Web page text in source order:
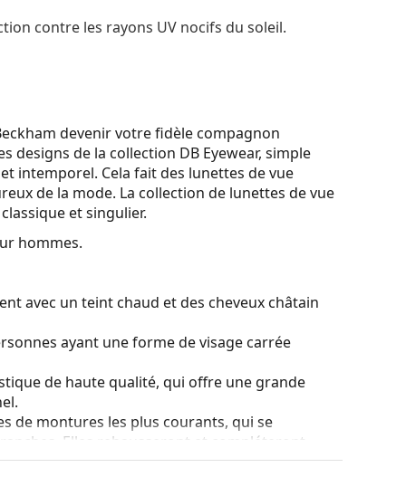
contre les rayons UV nocifs du soleil.
devenir votre fidèle compagnon
designs de la collection DB Eyewear, simple
intemporel. Cela fait des lunettes de vue
de la mode. La collection de lunettes de vue
et singulier.
hommes.
avec un teint chaud et des cheveux châtain
ayant une forme de visage carrée
de haute qualité, qui offre une grande
de montures les plus courants, qui se
Elles rehausseront et compléteront
avantages est la robustesse, la durabilité, le
leur protection contre les dommages. Ce type